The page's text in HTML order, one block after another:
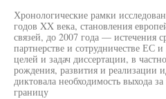
Хронологические рамки
годов XX века, становления
связей, до 2007 года — истечения
партнерстве и сотрудничестве ЕС
целей и задач диссертации, в
рождения, развития и реализации
диктовала необходимость выхода
границу